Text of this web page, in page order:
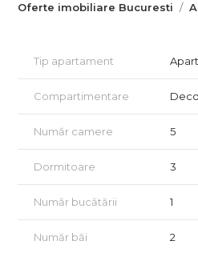
Oferte imobiliare Bucuresti
Tip apartament
Compartimentare
Număr camere 5
Dormitoare 3
Număr bucătării 1
Număr băi 2